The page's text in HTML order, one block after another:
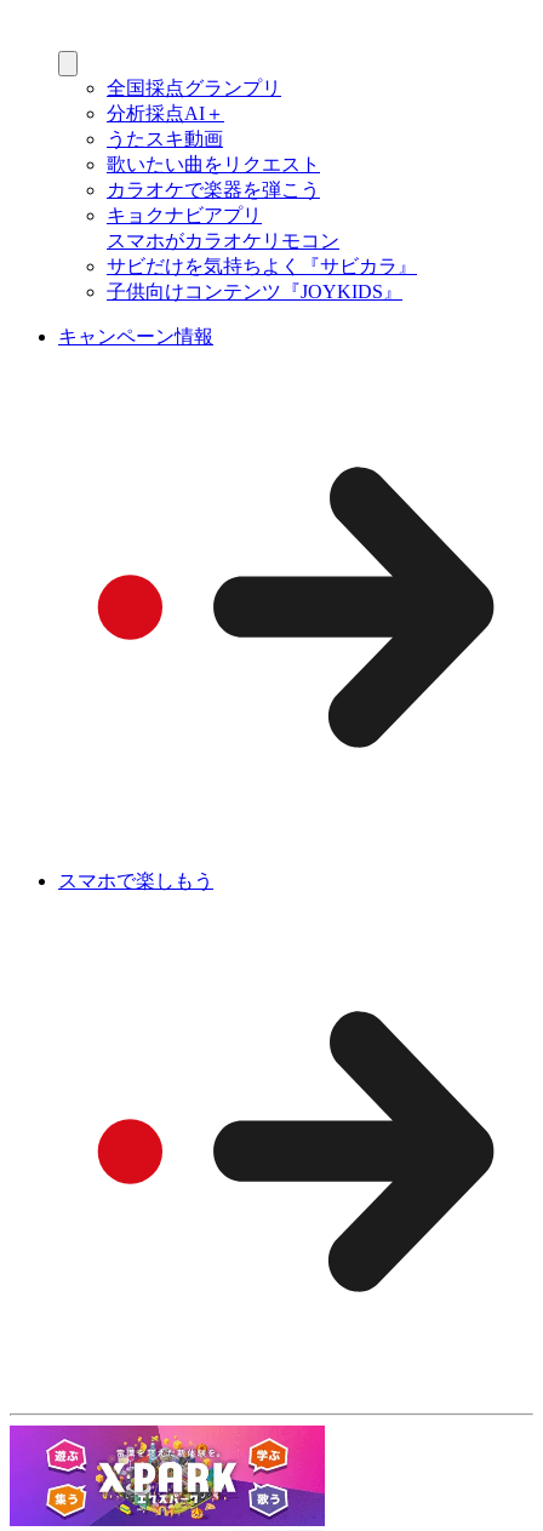
全国採点グランプリ
分析採点AI＋
うたスキ動画
歌いたい曲をリクエスト
カラオケで楽器を弾こう
キョクナビアプリ
スマホがカラオケリモコン
サビだけを気持ちよく『サビカラ』
子供向けコンテンツ『JOYKIDS』
キャンペーン情報
スマホで楽しもう